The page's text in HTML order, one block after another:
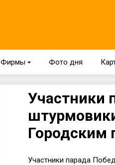
Фирмы { Фото дня
Участники
Городским
Участники парада